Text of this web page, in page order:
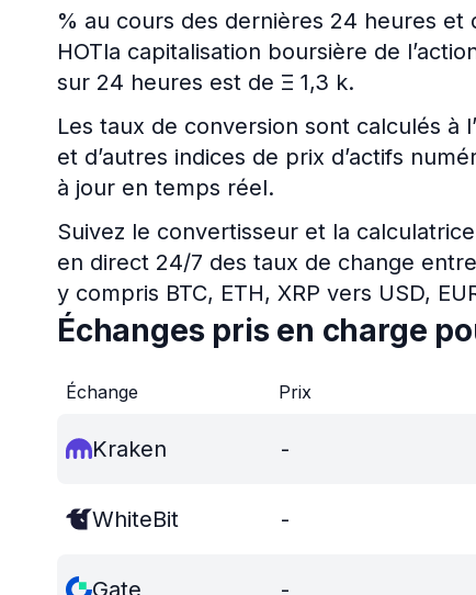
% au cours des dernières 24 heures et
HOTla capitalisation boursière de
sur 24 heures est de Ξ 1,3 k.
Les taux de conversion sont calculés à
et d’autres indices de prix d’actifs
à jour en temps réel.
Suivez le convertisseur et la
en direct 24/7 des taux de change
y compris BTC, ETH, XRP vers USD,
Échanges pris en charge
Échange Prix
Kraken -
WhiteBit -
Gate -